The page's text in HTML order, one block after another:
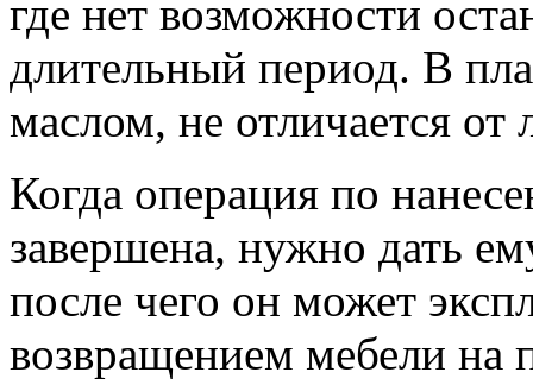
где нет возможности
длительный период. В
маслом, не отличается от
Когда операция по
завершена, нужно дать
после чего он может
возвращением мебели на